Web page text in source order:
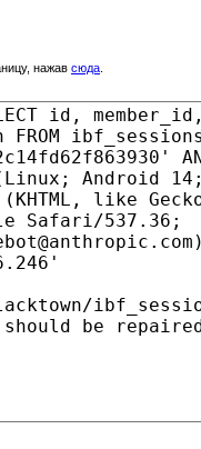
нажав сюда